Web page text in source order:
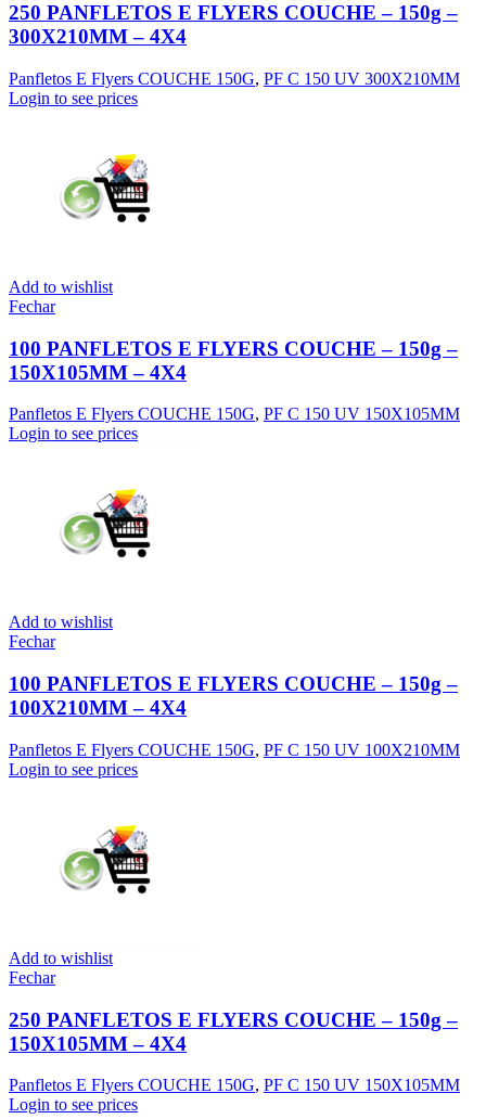
250 PANFLETOS E FLYERS COUCHE – 150g –
300X210MM – 4X4
Panfletos E Flyers COUCHE 150G, PF C 150 UV 300X210MM
Login to see prices
Add to wishlist
Fechar
100 PANFLETOS E FLYERS COUCHE – 150g –
150X105MM – 4X4
Panfletos E Flyers COUCHE 150G, PF C 150 UV 150X105MM
Login to see prices
Add to wishlist
Fechar
100 PANFLETOS E FLYERS COUCHE – 150g –
100X210MM – 4X4
Panfletos E Flyers COUCHE 150G, PF C 150 UV 100X210MM
Login to see prices
Add to wishlist
Fechar
250 PANFLETOS E FLYERS COUCHE – 150g –
150X105MM – 4X4
Panfletos E Flyers COUCHE 150G, PF C 150 UV 150X105MM
Login to see prices